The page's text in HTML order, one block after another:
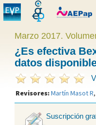
Marzo 2017.
¿Es efectiva
datos
Revisores:Martín Masot R,
Suscripción